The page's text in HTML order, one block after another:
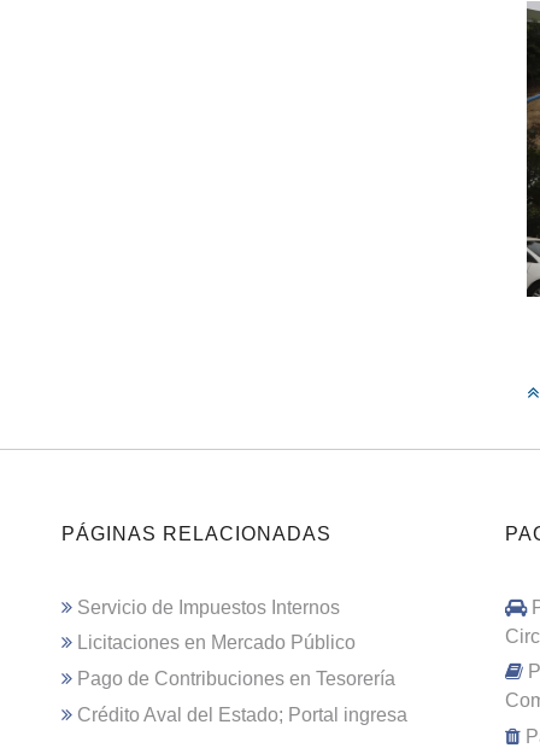
PÁGINAS RELACIONADAS
Servicio de Impuestos Internos
Licitaciones en Mercado Público
Pago de Contribuciones en Tesorería
Crédito Aval del Estado; Portal ingresa